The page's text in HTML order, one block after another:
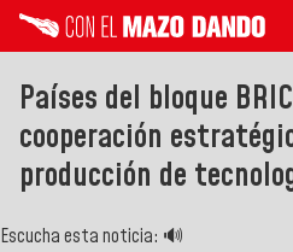
Países del bloque
cooperación
producción de
Escucha esta noticia: 🔊